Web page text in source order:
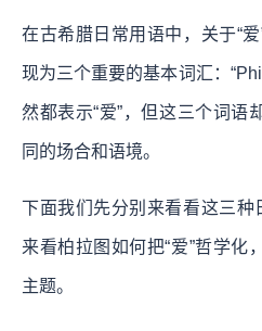
在古希腊日常用语中，关于“
现为三个重要的基本词汇：
然都表示“爱”，但这三个词语
同的场合和语境。
下面我们先分别来看看这三种
来看柏拉图如何把“爱”哲学化
主题。